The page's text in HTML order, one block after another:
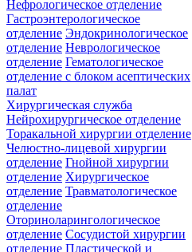
Нефрологическое отделение
Гастроэнтерологическое
отделение Эндокринологическое
отделение Неврологическое
отделение Гематологическое
отделение c блоком асептических
палат
Хирургическая служба
Нейрохирургическое отделение
Торакальной хирургии отделение
Челюстно-лицевой хирургии
отделение Гнойной хирургии
отделение Хирургическое
отделение Травматологическое
отделение
Оториноларингологическое
отделение Сосудистой хирургии
отделение Пластической и